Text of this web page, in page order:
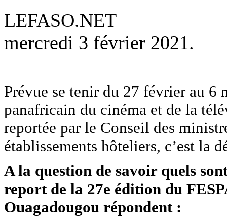
LEFASO.NET
mercredi 3 février 2021.
Prévue se tenir du 27 février au 6
panafricain du cinéma et de la
reportée par le Conseil des
établissements hôteliers, c’est la
A la question de savoir quels
report de la 27e édition du
Ouagadougou répondent :